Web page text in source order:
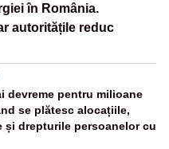
în România.
autoritățile reduc
devreme pentru milioane
se plătesc alocațiile,
și drepturile persoanelor cu